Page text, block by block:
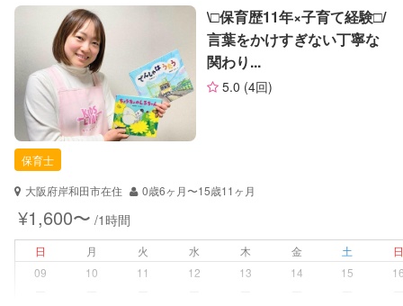
定期予約
お子様の撮影
（定期特典）
対応可能
特徴 料金 レビュー
サポートの特徴
資格
自治体届出済ベビーシッター
対応可能/特徴
子育て経験
病児対応
障がい児対応 対応可否は個別に相談
\□︎保育歴11年×子育て経験□︎/
言葉をかけすぎない丁寧な
関わり...
5.0 (4回)
保育士
大阪府岸和田市在住
0歳6ヶ月〜15歳11ヶ月
¥1,600〜 /1時間
日 月 火 水 木 金 土
09
10 11 12 13 14 15